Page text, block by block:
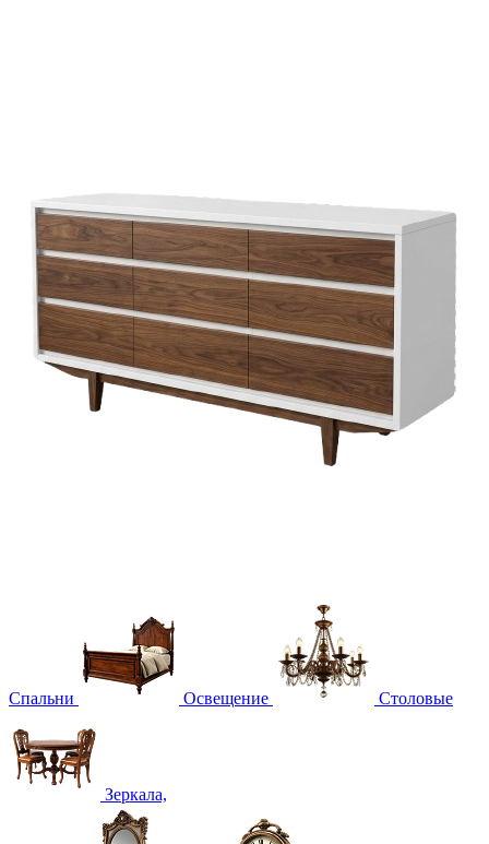
Спальни Освещение Столовые
Зеркала,